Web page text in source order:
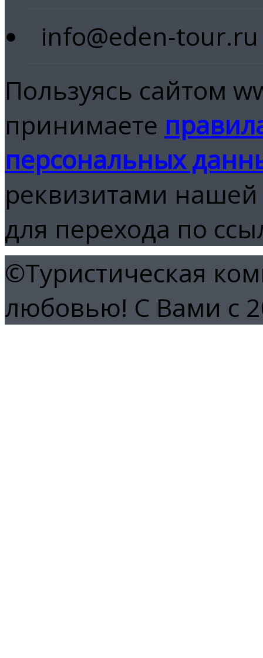
info@eden-tour.ru
Пользуясь сайтом
принимаете
персональных
реквизитами нашей
для перехода по
©Туристическая
любовью! С Вами с